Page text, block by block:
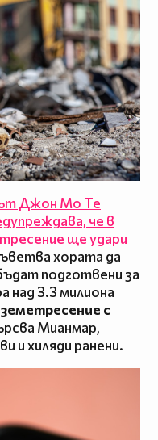
Джон Мо Те
че в
ще удари
хората да
подготвени за
над 3.3 милиона
земетресение с
Мианмар,
и хиляди ранени.